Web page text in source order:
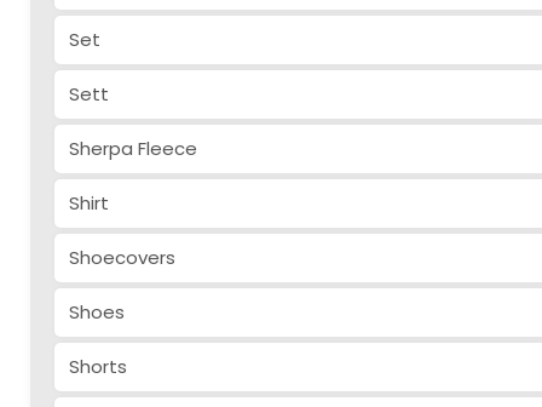
Set
Sett
Sherpa Fleece
Shirt
Shoecovers
Shoes
Shorts